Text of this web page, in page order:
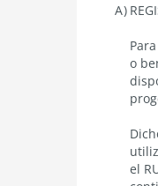
o
el